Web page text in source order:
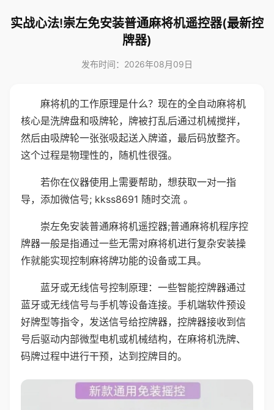
实战心法!崇左免安装普通麻将机遥控器(最新控
牌器)
发布时间：2026年08月09日
麻将机的工作原理是什么？现在的全自动麻将机
核心是洗牌盘和吸牌轮，牌被打乱后通过机械搅拌，
然后由吸牌轮一张张吸起送入牌道，最后码放整齐。
这个过程是物理性的，随机性很强。
若你在仪器使用上需要帮助，想获取一对一指
导，添加微信号; kkss8691 随时交流 。
崇左免安装普通麻将机遥控器;普通麻将机程序控
牌器一般是指通过一些无需对麻将机进行复杂安装操
作就能实现控制麻将牌功能的设备或工具。
蓝牙或无线信号控制原理：一些智能控牌器通过
蓝牙或无线信号与手机等设备连接。手机端软件预设
好牌型等指令，发送信号给控牌器，控牌器接收到信
号后驱动内部微型电机或机械结构，在麻将机洗牌、
码牌过程中进行干预，达到控牌目的。